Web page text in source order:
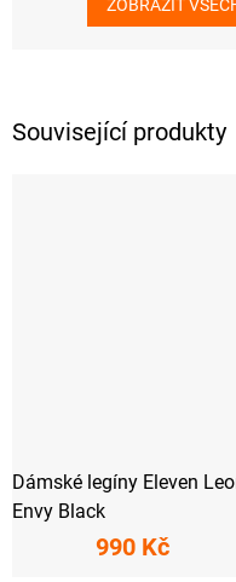
Související produkty
Dámské legíny Eleven
Envy Black
990 Kč
ZOBRAZIT